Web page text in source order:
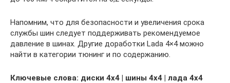
Напомним, что для безопасности и увеличения срока
службы шин следует поддерживать рекомендуемое
давление в шинах. Другие доработки Lada 4×4 можно
найти в категории тюнинг и по содержанию.
Ключевые слова: диски 4х4 | шины 4х4 | лада 4х4